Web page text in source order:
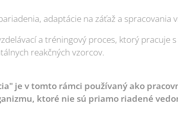
adaptácie na záťaž a spracovania
a tréningový proces, ktorý
reakčných vzorcov.
je v tomto rámci používaný ako
ktoré nie sú priamo riadené